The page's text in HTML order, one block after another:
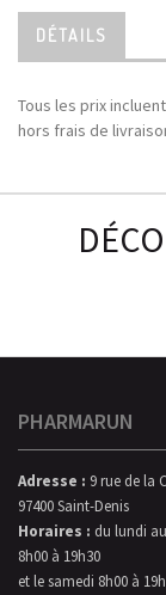
DÉTAILS
Tous les prix incluent
hors frais de
PHARMARUN
Adresse : 9 rue de la
97400 Saint-Denis
Horaires : du lundi
8h00 à 19h30
et le samedi 8h00 à